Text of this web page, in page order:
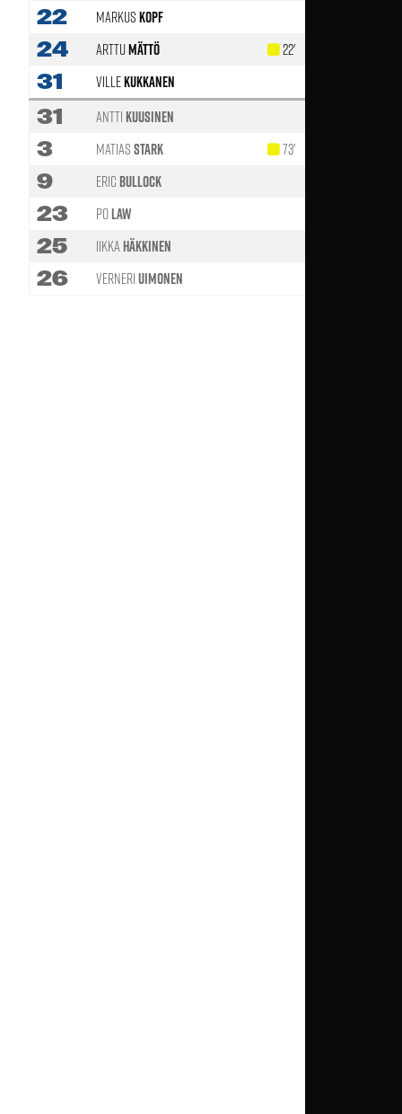
22 MarkusKopf
24 ArttuMättö 22'
31 VilleKukkanen
31 AnttiKuusinen
3 MatiasStark 73'
9 EricBullock
23 PoLaw
25 IikkaHäkkinen
26 VerneriUimonen